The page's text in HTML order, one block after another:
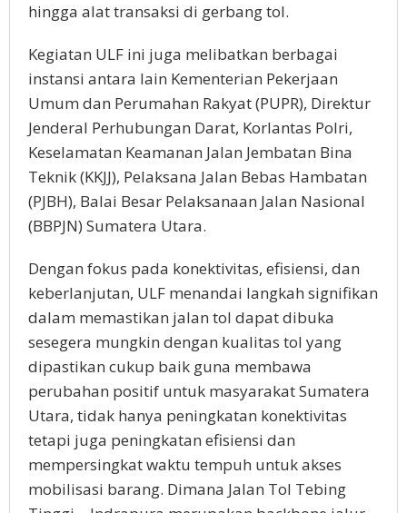
hingga alat transaksi di gerbang tol.
Kegiatan ULF ini juga melibatkan berbagai
instansi antara lain Kementerian Pekerjaan
Umum dan Perumahan Rakyat (PUPR), Direktur
Jenderal Perhubungan Darat, Korlantas Polri,
Keselamatan Keamanan Jalan Jembatan Bina
Teknik (KKJJ), Pelaksana Jalan Bebas Hambatan
(PJBH), Balai Besar Pelaksanaan Jalan Nasional
(BBPJN) Sumatera Utara.
Dengan fokus pada konektivitas, efisiensi, dan
keberlanjutan, ULF menandai langkah signifikan
dalam memastikan jalan tol dapat dibuka
sesegera mungkin dengan kualitas tol yang
dipastikan cukup baik guna membawa
perubahan positif untuk masyarakat Sumatera
Utara, tidak hanya peningkatan konektivitas
tetapi juga peningkatan efisiensi dan
mempersingkat waktu tempuh untuk akses
mobilisasi barang. Dimana Jalan Tol Tebing